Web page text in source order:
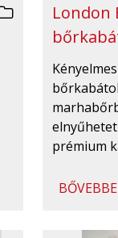
London
prémium